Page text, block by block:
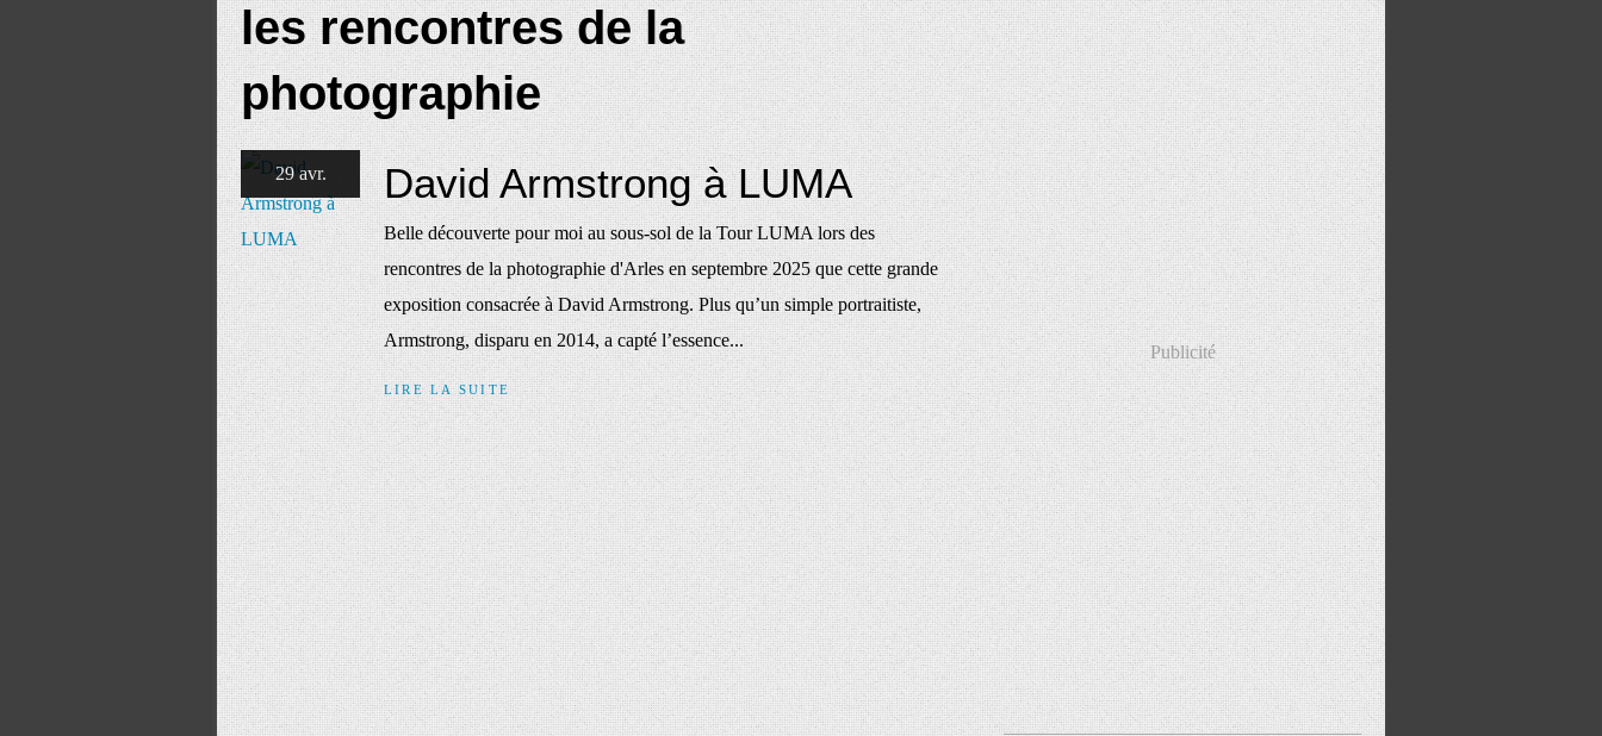
les rencontres de la
photographie
29 avr. David Armstrong à LUMA
Belle découverte pour moi au sous-sol de la Tour LUMA lors des
rencontres de la photographie d'Arles en septembre 2025 que cette grande
exposition consacrée à David Armstrong. Plus qu’un simple portraitiste,
Armstrong, disparu en 2014, a capté l’essence...
LIRE LA SUITE
Publicité